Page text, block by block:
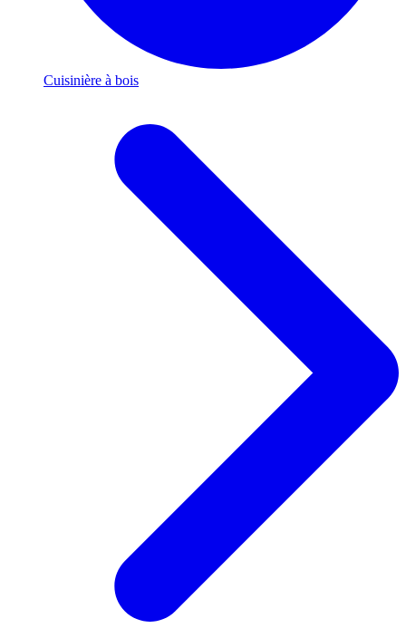
Cuisinière à bois